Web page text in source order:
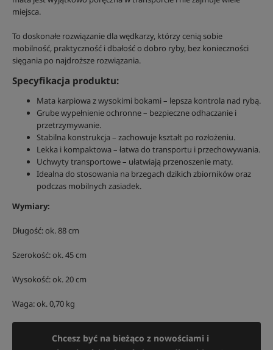
miejsca.
To doskonałe rozwiązanie dla wędkarzy, którzy cenią sobie
mobilność, praktyczność i dbałość o dobro ryby, bez konieczności
sięgania po najdroższe rozwiązania.
Specyfikacja produktu:
Mata karpiowa z wysokimi bokami – lepsza kontrola nad rybą.
Grube wypełnienie ochronne – bezpieczne odhaczanie i
przetrzymywanie.
Stabilna konstrukcja – zachowuje kształt po rozłożeniu.
Lekka i kompaktowa – łatwa do transportu i przechowywania.
Uchwyty transportowe – ułatwiają przenoszenie maty.
Idealna do stosowania na brzegach dzikich zbiorników oraz
podczas mobilnych zasiadek.
Wymiary:
Długość: ok. 88 cm
Szerokość: ok. 45 cm
Wysokość: ok. 20 cm
Waga: ok. 0,70 kg
Chcesz być na bieżąco z nowościami i